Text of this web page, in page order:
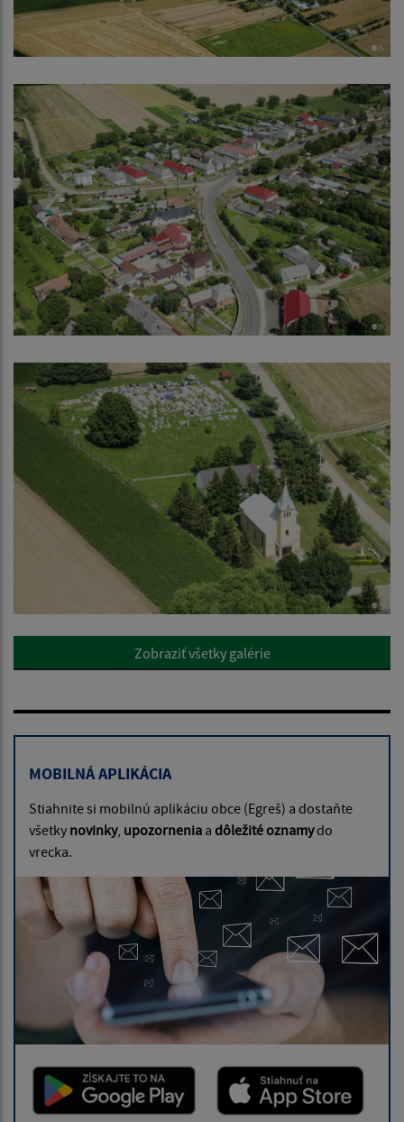
Zobraziť všetky galérie
MOBILNÁ APLIKÁCIA
Stiahnite si mobilnú aplikáciu obce (Egreš) a dostaňte
všetky novinky, upozornenia a dôležité oznamydo
vrecka.